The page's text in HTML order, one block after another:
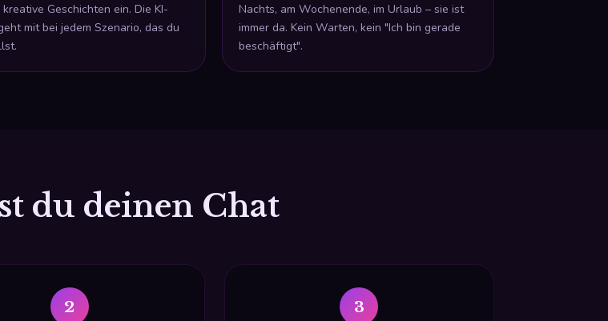
Geschichten ein. Die KI-
mit bei jedem Szenario, das du
Nachts, am Wochenende, im Urlaub – sie ist
immer da. Kein Warten, kein "Ich bin gerade
beschäftigt".
du deinen Chat
2 3